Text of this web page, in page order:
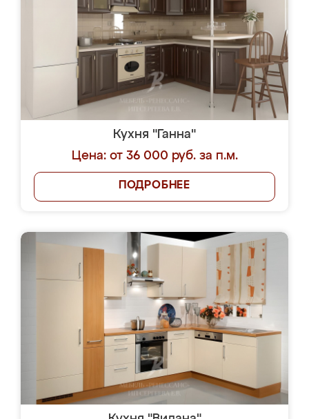
Кухня "Ганна"
Цена: от 36 000 руб. за п.м.
ПОДРОБНЕЕ